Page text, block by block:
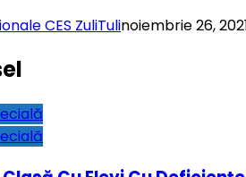
CES ZuliTulinoiembrie 26,